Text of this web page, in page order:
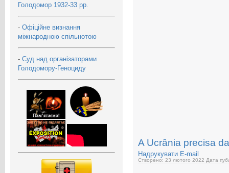
Голодомор 1932-33 рр.
- Офіційне визнання
міжнародною спільнотою
- Суд над організаторами
Голодомору-Геноциду
A Ucrânia precisa
Надрукувати E-mail
Створено: 23 лютого 2022 Дата